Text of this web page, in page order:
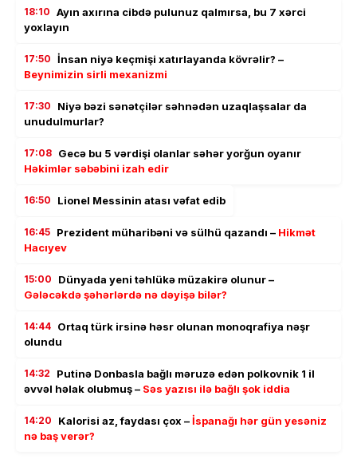
18:10 Ayın axırına cibdə pulunuz qalmırsa, bu 7 xərci
yoxlayın
17:50 İnsan niyə keçmişi xatırlayanda kövrəlir? –
Beynimizin sirli mexanizmi
17:30
Niyə bəzi sənətçilər səhnədən uzaqlaşsalar da
unudulmurlar?
17:08 Gecə bu 5 vərdişi olanlar səhər yorğun oyanır
Həkimlər səbəbini izah edir
16:50 Lionel Messinin atası vəfat edib
16:45 Prezident müharibəni və sülhü qazandı – Hikmət
Hacıyev
15:00
Dünyada yeni təhlükə müzakirə olunur –
Gələcəkdə şəhərlərdə nə dəyişə bilər?
14:44 Ortaq türk irsinə həsr olunan monoqrafiya nəşr
olundu
14:32
Putinə Donbasla bağlı məruzə edən polkovnik 1 il
əvvəl həlak olubmuş – Səs yazısı ilə bağlı şok iddia
14:20 Kalorisi az, faydası çox –İspanağı hər gün yesəniz
nə baş verər?